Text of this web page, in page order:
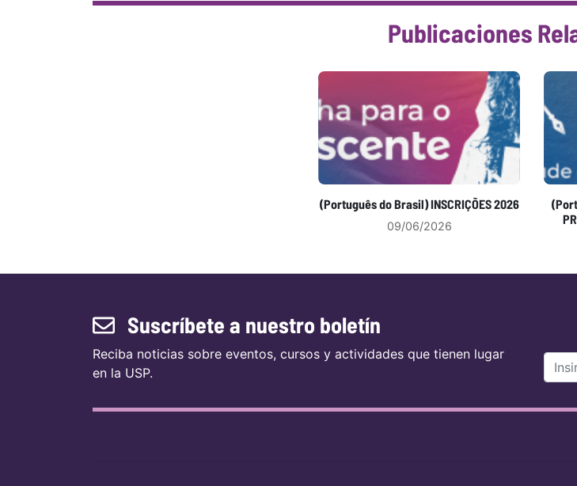
Publicaciones
(Português do Brasil) INSCRIÇÕES 2026
09/06/2026
Suscríbete a nuestro boletín
Reciba noticias sobre eventos, cursos y actividades que tienen lugar
en la USP.